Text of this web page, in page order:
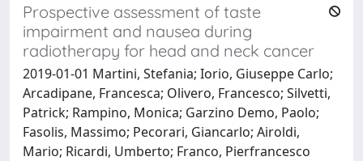
Prospective assessment of taste
impairment and nausea during
radiotherapy for head and neck cancer
2019-01-01 Martini, Stefania; Iorio, Giuseppe Carlo;
Arcadipane, Francesca; Olivero, Francesco; Silvetti,
Patrick; Rampino, Monica; Garzino Demo, Paolo;
Fasolis, Massimo; Pecorari, Giancarlo; Airoldi,
Mario; Ricardi, Umberto; Franco, Pierfrancesco